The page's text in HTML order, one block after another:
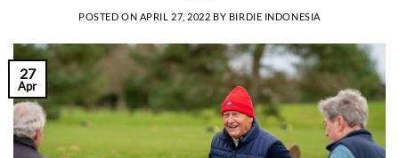
POSTED ON APRIL 27, 2022 BY BIRDIE INDONESIA
27
Apr